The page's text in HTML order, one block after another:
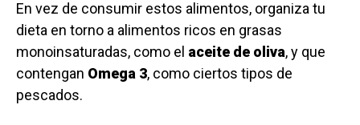
En vez de consumir estos alimentos, organiza tu
dieta en torno a alimentos ricos en grasas
monoinsaturadas, como el aceite de oliva, y que
contengan Omega 3, como ciertos tipos de
pescados.